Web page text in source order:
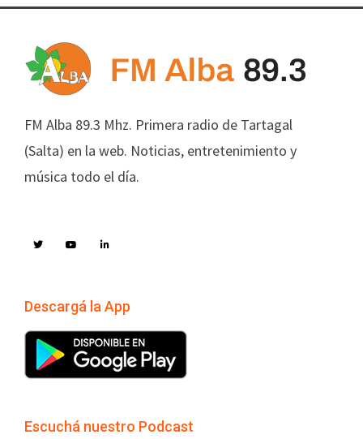
FM Alba 89.3 Mhz. Primera radio de Tartagal
(Salta) en la web. Noticias, entretenimiento y
música todo el día.
Descargá la App
Escuchá nuestro Podcast